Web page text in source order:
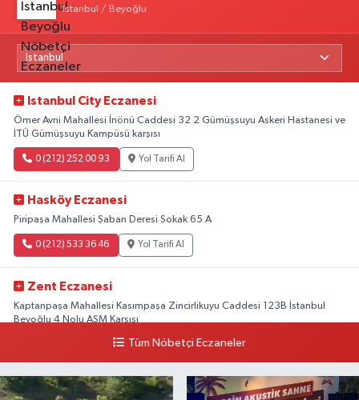
İstanbul / Beyoğlu
Istanbul City Eczanesi
Ömer Avni Mahallesi İnönü Caddesi 32 2 Gümüşsuyu Askeri Hastanesi ve
İTÜ Gümüşsuyu Kampüsü karşısı
0 (212) 252 00 93 Yol Tarifi Al
Hasköy Eczanesi
Piripaşa Mahallesi Şaban Deresi Sokak 65 A
0 (212) 533 36 46 Yol Tarifi Al
Zent Eczanesi
Kaptanpaşa Mahallesi Kasımpaşa Zincirlikuyu Caddesi 123B İstanbul
Beyoğlu 4 Nolu ASM Karşısı
Yol Tarifi Al
Tüm Nöbetçi Eczaneler